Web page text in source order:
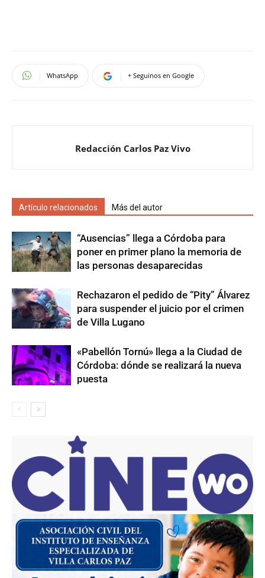
WhatsApp + Seguinos en Google
Redacción Carlos Paz Vivo
Artículo relacionados Más del autor
“Ausencias” llega a Córdoba para
poner en primer plano la memoria de
las personas desaparecidas
Rechazaron el pedido de “Pity” Álvarez
para suspender el juicio por el crimen
de Villa Lugano
«Pabellón Tornú» llega a la Ciudad de
Córdoba: dónde se realizará la nueva
puesta